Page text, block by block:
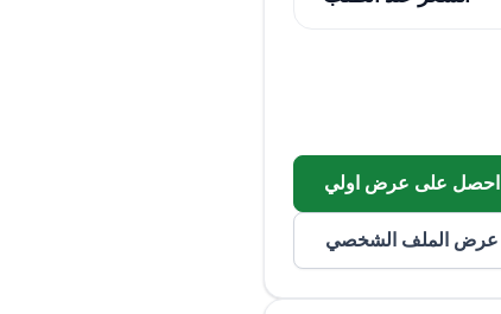
احصل على عرض اولي
عرض الملف الشخصي